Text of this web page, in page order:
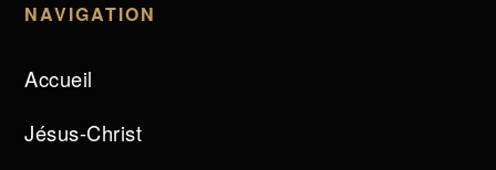
NAVIGATION
Accueil
Jésus-Christ